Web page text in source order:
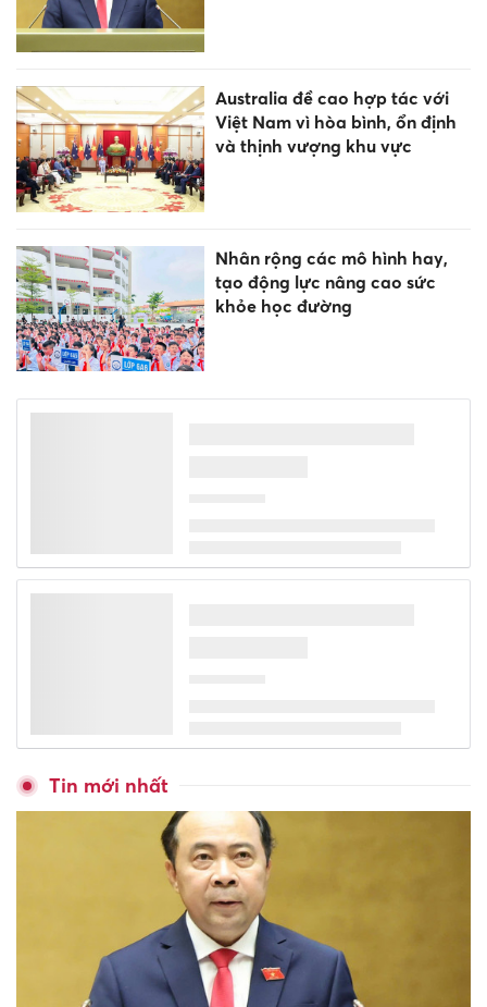
Australia đề cao hợp tác với
Việt Nam vì hòa bình, ổn định
và thịnh vượng khu vực
Nhân rộng các mô hình hay,
tạo động lực nâng cao sức
khỏe học đường
Quy định cơ cấu, chính sách
2027
Chi tiết phương án thi lại cho
328 thí sinh Chuyên Tuyên
Quang